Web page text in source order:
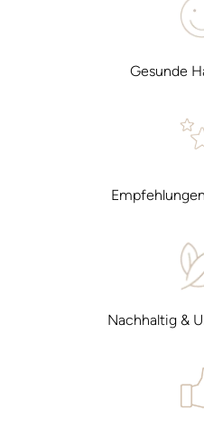
Gesunde
Nachhaltig &